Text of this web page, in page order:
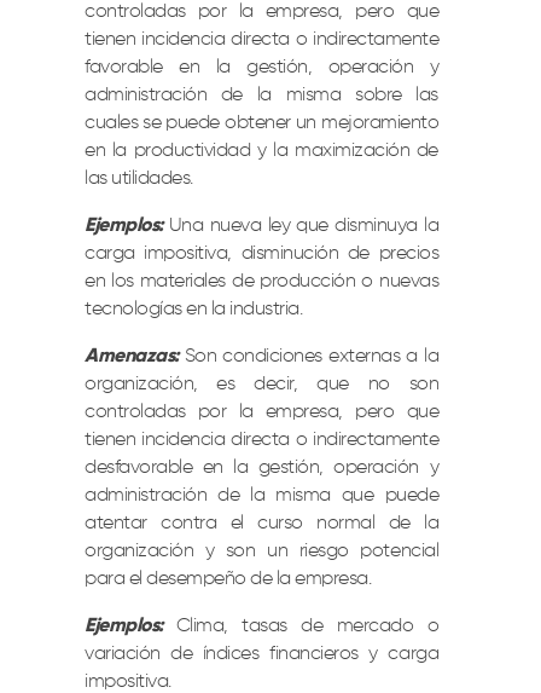
controladas por la empresa, pero que
tienen incidencia directa o indirectamente
favorable en la gestión, operación y
administración de la misma sobre las
cuales se puede obtener un mejoramiento
en la productividad y la maximización de
las utilidades.
Ejemplos: Una nueva ley que disminuya la
carga impositiva, disminución de precios
en los materiales de producción o nuevas
tecnologías en la industria.
Amenazas:Son condiciones externas a la
organización, es decir, que no son
controladas por la empresa, pero que
tienen incidencia directa o indirectamente
desfavorable en la gestión, operación y
administración de la misma que puede
atentar contra el curso normal de la
organización y son un riesgo potencial
para el desempeño de la empresa.
Ejemplos:Clima, tasas de mercado o
variación de índices financieros y carga
impositiva.